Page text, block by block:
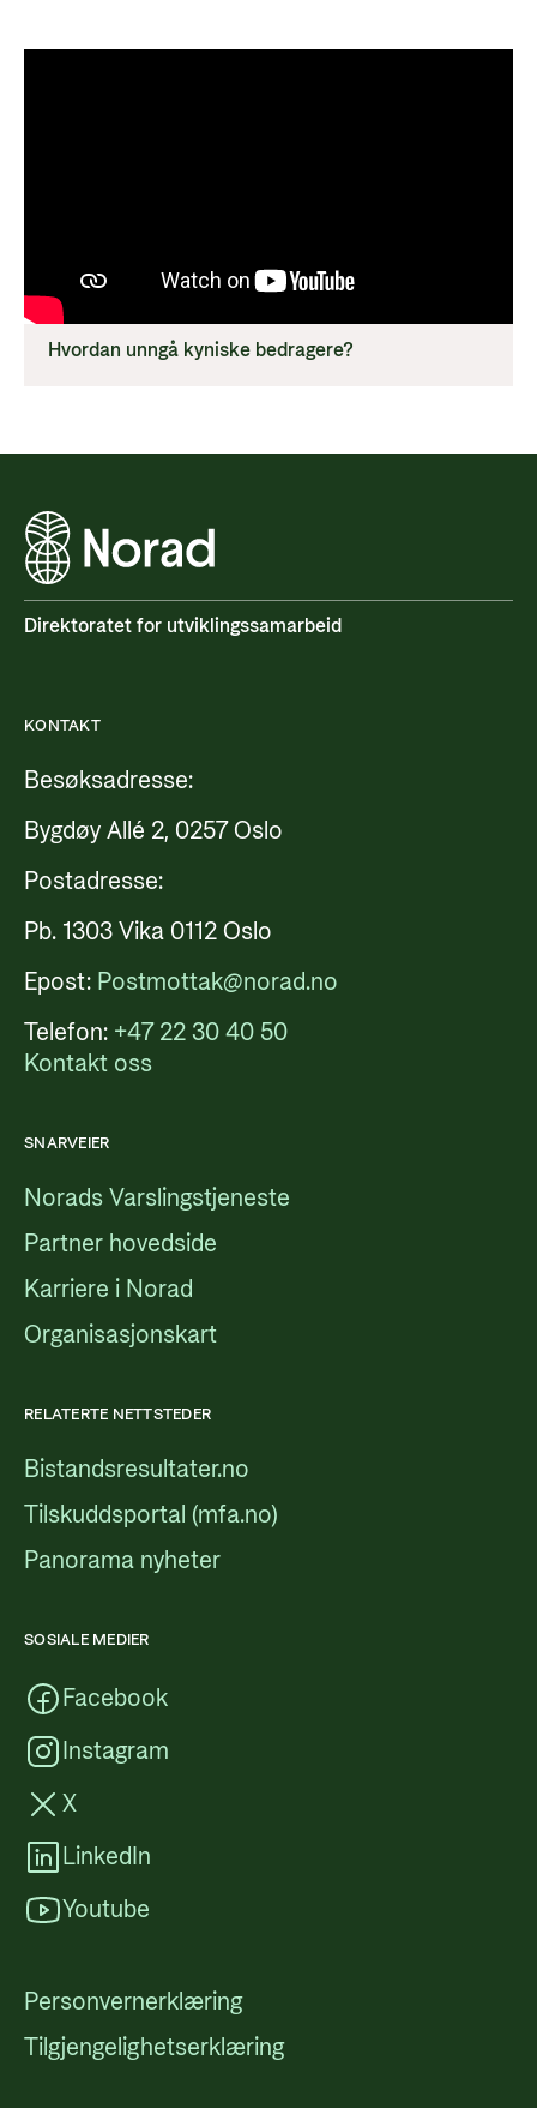
Hvordan unngå kyniske bedragere?
Direktoratet for utviklingssamarbeid
KONTAKT
Besøksadresse:
Bygdøy Allé 2, 0257 Oslo
Postadresse:
Pb. 1303 Vika 0112 Oslo
Epost: Postmottak@norad.no
Telefon: +47 22 30 40 50
Kontakt oss
SNARVEIER
Norads Varslingstjeneste
Partner hovedside
Karriere i Norad
Organisasjonskart
RELATERTE NETTSTEDER
Bistandsresultater.no
Tilskuddsportal (mfa.no)
Panorama nyheter
SOSIALE MEDIER
Facebook
Instagram
X
LinkedIn
Youtube
Personvernerklæring
Tilgjengelighetserklæring